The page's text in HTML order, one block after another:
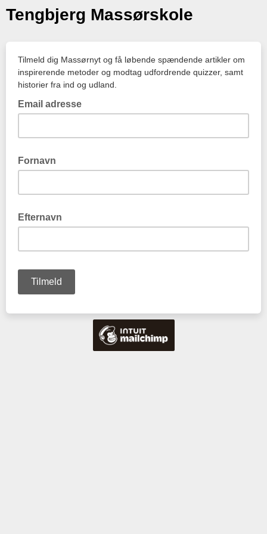
Tengbjerg Massørskole
Tilmeld dig Massørnyt og få løbende spændende artikler om
inspirerende metoder og modtag udfordrende quizzer, samt
historier fra ind og udland.
Email adresse
Fornavn
Efternavn